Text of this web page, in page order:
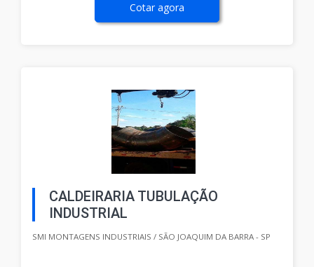
Cotar agora
CALDEIRARIA TUBULAÇÃO
INDUSTRIAL
SMI MONTAGENS INDUSTRIAIS / SÃO JOAQUIM DA BARRA - SP